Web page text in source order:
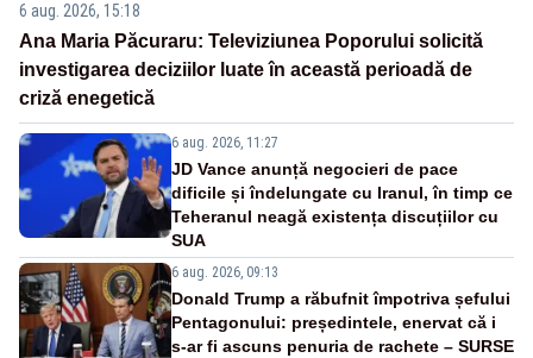
6 aug. 2026, 15:18
Ana Maria Păcuraru: Televiziunea Poporului solicită
investigarea deciziilor luate în această perioadă de
criză enegetică
6 aug. 2026, 11:27
JD Vance anunță negocieri de pace
dificile și îndelungate cu Iranul, în timp ce
Teheranul neagă existența discuțiilor cu
SUA
6 aug. 2026, 09:13
Donald Trump a răbufnit împotriva șefului
Pentagonului: președintele, enervat că i
s-ar fi ascuns penuria de rachete – SURSE